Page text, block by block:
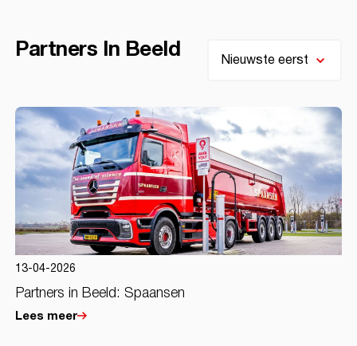
Partners In Beeld
13-04-2026
Partners in Beeld: Spaansen
Lees meer